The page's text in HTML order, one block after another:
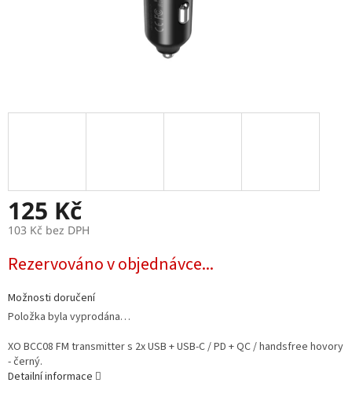
125 Kč
103 Kč bez DPH
cena:
Rezervováno v objednávce...
Možnosti doručení
Položka byla vyprodána…
XO BCC08 FM transmitter s 2x USB + USB-C / PD + QC / handsfree hovory
- černý.
Detailní informace